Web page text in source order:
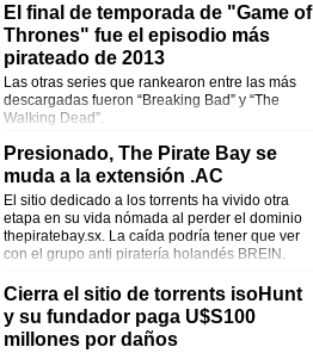
El final de temporada de "Game of
Thrones" fue el episodio más
pirateado de 2013
Las otras series que rankearon entre las más
descargadas fueron “Breaking Bad” y “The
Walking Dead”.
Presionado, The Pirate Bay se
muda a la extensión .AC
El sitio dedicado a los torrents ha vivido otra
etapa en su vida nómada al perder el dominio
thepiratebay.sx. La caída podría tener que ver
con el grupo anti piratería holandés BREIN.
Cierra el sitio de torrents isoHunt
y su fundador paga U$S100
millones por daños